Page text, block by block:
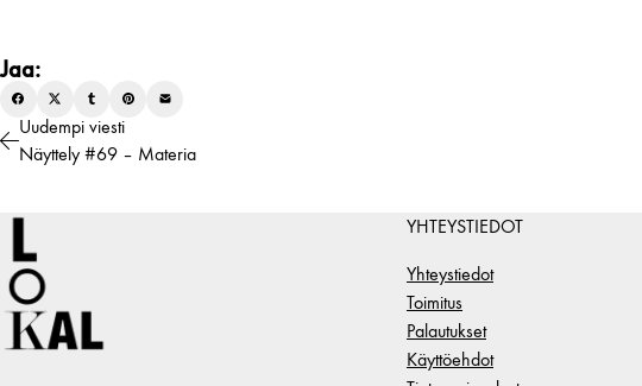
Jaa:
Näyttely #69 – Materia
Uudempi viesti
YHTEYSTIEDOT
Yhteystiedot
Toimitus
Palautukset
Käyttöehdot